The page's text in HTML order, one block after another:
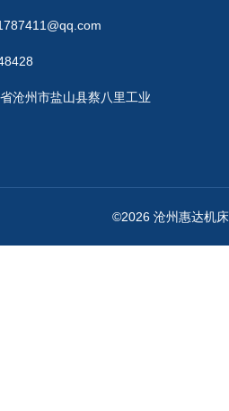
沧州市盐山县蔡八里工业
©2026 沧州惠达机